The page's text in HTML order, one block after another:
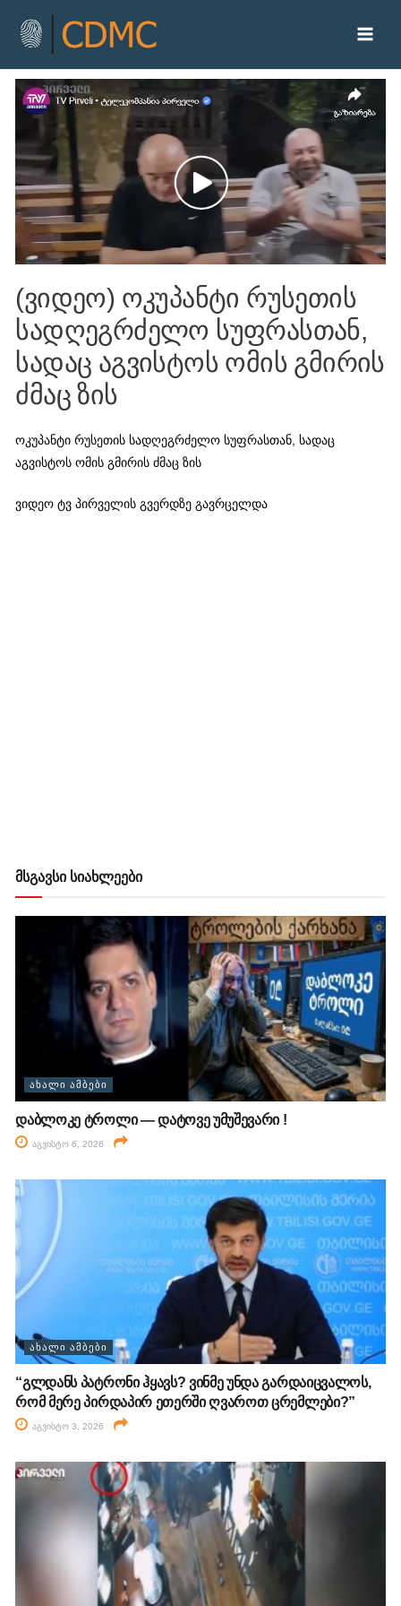
(ვიდეო) ოკუპანტი რუსეთის
სადღეგრძელო სუფრასთან,
სადაც აგვისტოს ომის გმირის
ძმაც ზის
ოკუპანტი რუსეთის სადღეგრძელო სუფრასთან, სადაც
აგვისტოს ომის გმირის ძმაც ზის
ვიდეო ტვ პირველის გვერდზე გავრცელდა
მსგავსი სიახლეები
ᲐᲮᲐᲚᲘ ᲐᲛᲑᲔᲑᲘ
დაბლოკე ტროლი — დატოვე უმუშევარი !
აგვისტო 6, 2026
ᲐᲮᲐᲚᲘ ᲐᲛᲑᲔᲑᲘ
“გლდანს პატრონი ჰყავს? ვინმე უნდა გარდაიცვალოს,
რომ მერე პირდაპირ ეთერში ღვაროთ ცრემლები?”
აგვისტო 3, 2026